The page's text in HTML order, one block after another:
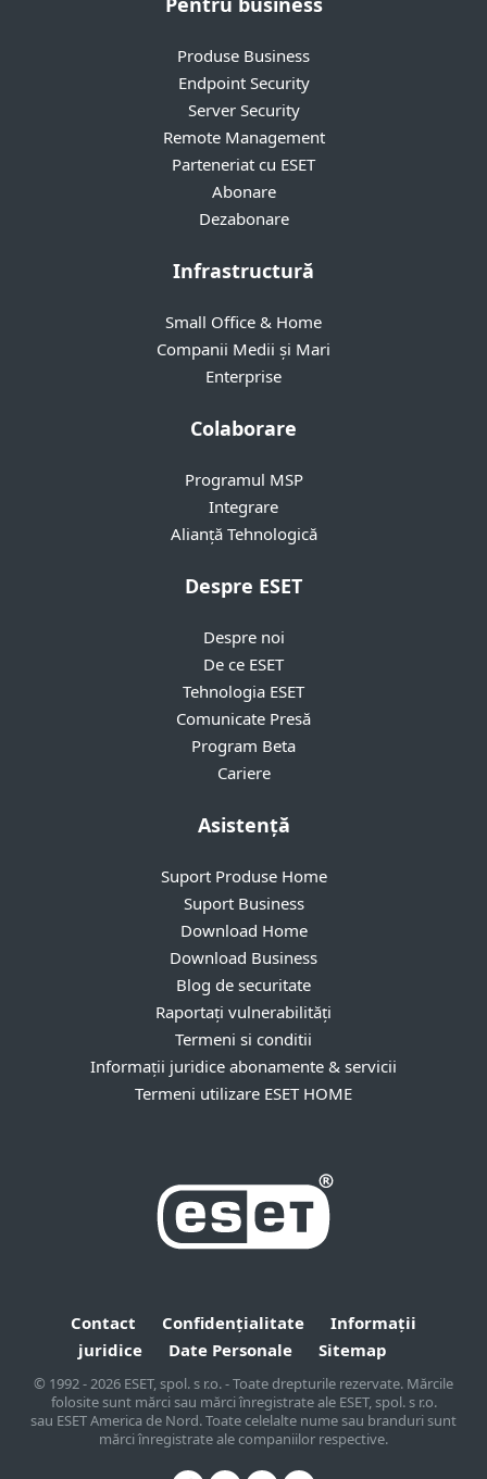
Produse Business
Endpoint Security
Server Security
Remote Management
Parteneriat cu ESET
Abonare
Dezabonare
Infrastructură
Small Office & Home
Companii Medii și Mari
Enterprise
Colaborare
Programul MSP
Integrare
Alianță Tehnologică
Despre ESET
Despre noi
De ce ESET
Tehnologia ESET
Comunicate Presă
Program Beta
Cariere
Asistență
Suport Produse Home
Suport Business
Download Home
Download Business
Blog de securitate
Raportați vulnerabilități
Termeni si conditii
Informații juridice abonamente & servicii
Termeni utilizare ESET HOME
Contact Confidențialitate
Informații
juridice
Date Personale Sitemap
© 1992 - 2026 ESET, spol. s r.o. - Toate drepturile rezervate. Mărcile
folosite sunt mărci sau mărci înregistrate ale ESET, spol. s r.o.
sau ESET America de Nord. Toate celelalte nume sau branduri sunt
mărci înregistrate ale companiilor respective.